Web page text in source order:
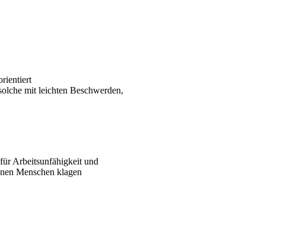
mit leichten Beschwerden,
Arbeitsunfähigkeit und
Menschen klagen